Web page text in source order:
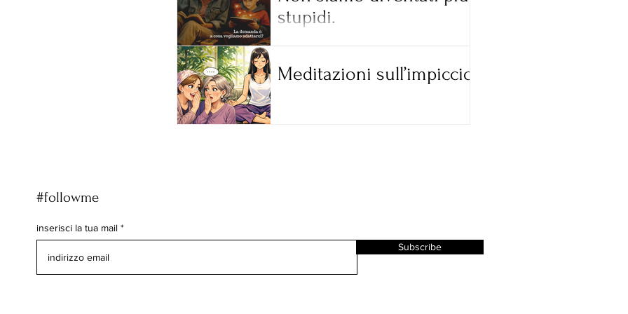
stupidi.
Meditazioni sull’impiccio.
#followme
inserisci la tua mail
Subscribe